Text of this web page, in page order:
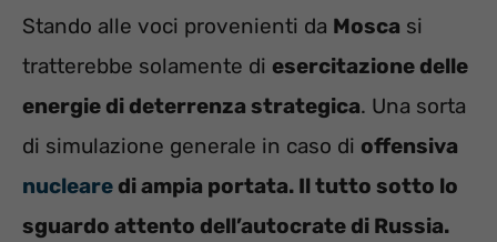
Stando alle voci provenienti da Mosca si
tratterebbe solamente di esercitazione delle
energie di deterrenza strategica. Una sorta
di simulazione generale in caso di offensiva
nucleare di ampia portata. Il tutto sotto lo
sguardo attento dell’autocrate di Russia.